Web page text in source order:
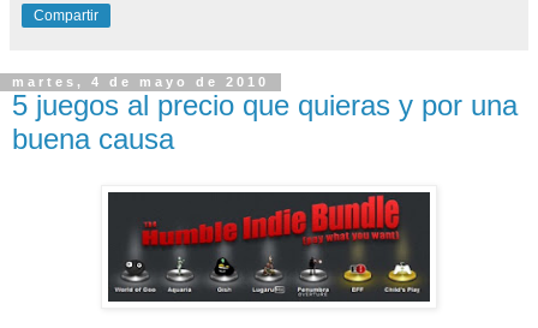
Compartir
martes, 4 de mayo de 2010
5 juegos al precio que quieras y por una
buena causa